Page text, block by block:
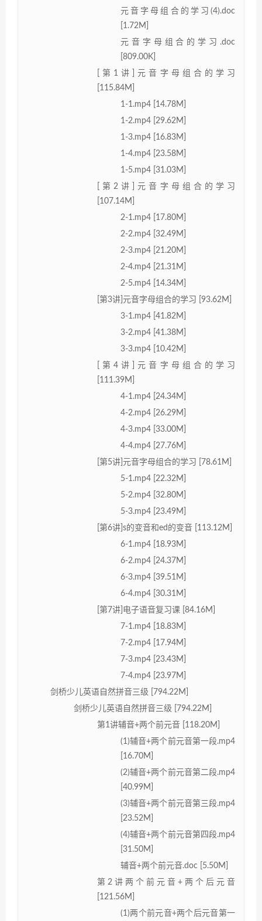
元音字母组合的学习(4).doc
[1.72M]
元音字母组合的学习.doc
[809.00K]
[第1讲]元音字母组合的学习
[115.84M]
1-1.mp4 [14.78M]
1-2.mp4 [29.62M]
1-3.mp4 [16.83M]
1-4.mp4 [23.58M]
1-5.mp4 [31.03M]
[第2讲]元音字母组合的学习
[107.14M]
2-1.mp4 [17.80M]
2-2.mp4 [32.49M]
2-3.mp4 [21.20M]
2-4.mp4 [21.31M]
2-5.mp4 [14.34M]
[第3讲]元音字母组合的学习 [93.62M]
3-1.mp4 [41.82M]
3-2.mp4 [41.38M]
3-3.mp4 [10.42M]
[第4讲]元音字母组合的学习
[111.39M]
4-1.mp4 [24.34M]
4-2.mp4 [26.29M]
4-3.mp4 [33.00M]
4-4.mp4 [27.76M]
[第5讲]元音字母组合的学习 [78.61M]
5-1.mp4 [22.32M]
5-2.mp4 [32.80M]
5-3.mp4 [23.49M]
[第6讲]s的变音和ed的变音 [113.12M]
6-1.mp4 [18.93M]
6-2.mp4 [24.37M]
6-3.mp4 [39.51M]
6-4.mp4 [30.31M]
[第7讲]电子语音复习课 [84.16M]
7-1.mp4 [18.83M]
7-2.mp4 [17.94M]
7-3.mp4 [23.43M]
7-4.mp4 [23.97M]
剑桥少儿英语自然拼音三级 [794.22M]
剑桥少儿英语自然拼音三级 [794.22M]
第1讲辅音+两个前元音 [118.20M]
(1)辅音+两个前元音第一段.mp4
[16.70M]
(2)辅音+两个前元音第二段.mp4
[40.99M]
(3)辅音+两个前元音第三段.mp4
[23.52M]
(4)辅音+两个前元音第四段.mp4
[31.50M]
辅音+两个前元音.doc [5.50M]
第2讲两个前元音+两个后元音
[121.56M]
(1)两个前元音+两个后元音第一